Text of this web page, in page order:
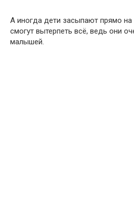
А иногда дети засыпают прямо на
смогут вытерпеть всё, ведь они
малышей.